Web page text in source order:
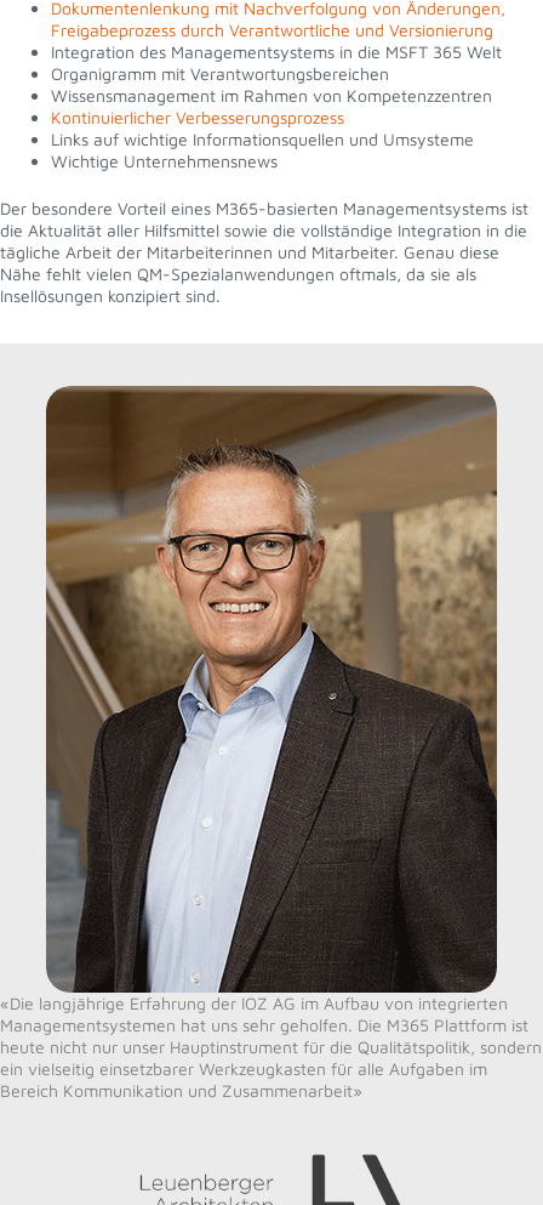
Dokumentenlenkung mit Nachverfolgung von Änderungen,
Freigabeprozess durch Verantwortliche und Versionierung
Integration des Managementsystems in die MSFT 365 Welt
Organigramm mit Verantwortungsbereichen
Wissensmanagement im Rahmen von Kompetenzzentren
Kontinuierlicher Verbesserungsprozess
Links auf wichtige Informationsquellen und Umsysteme
Wichtige Unternehmensnews
Der besondere Vorteil eines M365-basierten Managementsystems ist
die Aktualität aller Hilfsmittel sowie die vollständige Integration in die
tägliche Arbeit der Mitarbeiterinnen und Mitarbeiter. Genau diese
Nähe fehlt vielen QM-Spezialanwendungen oftmals, da sie als
Insellösungen konzipiert sind.
«Die langjährige Erfahrung der IOZ AG im Aufbau von integrierten
Managementsystemen hat uns sehr geholfen. Die M365 Plattform ist
heute nicht nur unser Hauptinstrument für die Qualitätspolitik, sondern
ein vielseitig einsetzbarer Werkzeugkasten für alle Aufgaben im
Bereich Kommunikation und Zusammenarbeit»